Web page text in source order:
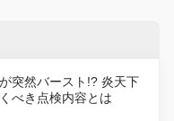
突然バースト!? 炎天下
べき点検内容とは